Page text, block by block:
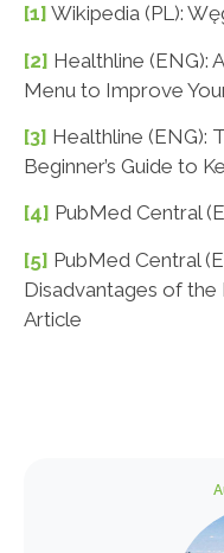
[1] Wikipedia (PL):
[2] Healthline (ENG):
Menu to Improve
[3] Healthline (ENG):
Beginner’s Guide to
[4] PubMed Central
[5] PubMed Central
Disadvantages of the
Article